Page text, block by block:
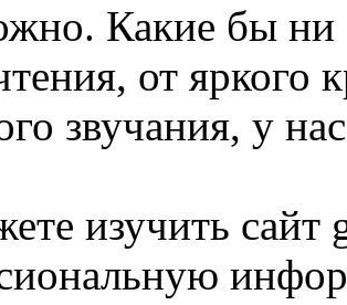
Какие бы
от яркого
звучания, у
изучить сайт